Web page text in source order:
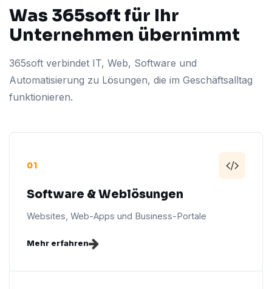
Was 365soft für Ihr
Unternehmen übernimmt
365soft verbindet IT, Web, Software und
Automatisierung zu Lösungen, die im Geschäftsalltag
funktionieren.
01
Software & Weblösungen
Websites, Web-Apps und Business-Portale
Mehr erfahren